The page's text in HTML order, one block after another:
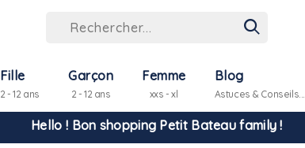
Fille
2 - 12 ans
Garçon
2 - 12 ans
Femme
xxs - xl
Blog
Astuces & Conseils...
Hello ! Bon shopping Petit Bateau family !